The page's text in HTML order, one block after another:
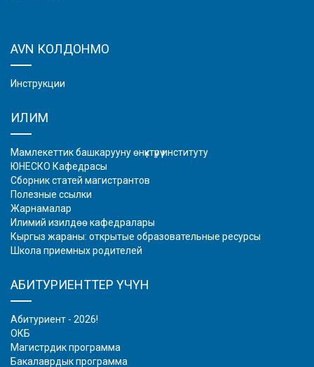
AVN КОЛДОНМО
Инструкции
ИЛИМ
Мамлекеттик башкарууну өнүктүрүү институту
ЮНЕСКО Кафедрасы
Сборник статей магистрантов
Полезные ссылки
Жарнамалар
Илимий изилдөө кафедралары
Кыргыз жараны: открытые образовательные ресурсы
Школа приемных родителей
АБИТУРИЕНТТЕР ҮЧҮН
Абитуриент - 2026!
ОКБ
Магистрдик программа
Бакалаврдык программа